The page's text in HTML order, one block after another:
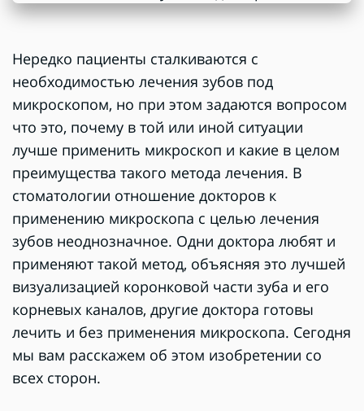
Нередко пациенты сталкиваются с
необходимостью лечения зубов под
микроскопом, но при этом задаются вопросом
что это, почему в той или иной ситуации
лучше применить микроскоп и какие в целом
преимущества такого метода лечения. В
стоматологии отношение докторов к
применению микроскопа с целью лечения
зубов неоднозначное. Одни доктора любят и
применяют такой метод, объясняя это лучшей
визуализацией коронковой части зуба и его
корневых каналов, другие доктора готовы
лечить и без применения микроскопа. Сегодня
мы вам расскажем об этом изобретении со
всех сторон.